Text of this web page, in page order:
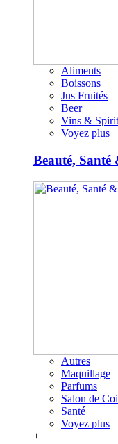
Aliments
Boissons
Jus Fruités
Beer
Vins &
Voyez plus
Beauté,
Autres
Maquillage
Parfums
Salon de
Santé
Voyez plus
+